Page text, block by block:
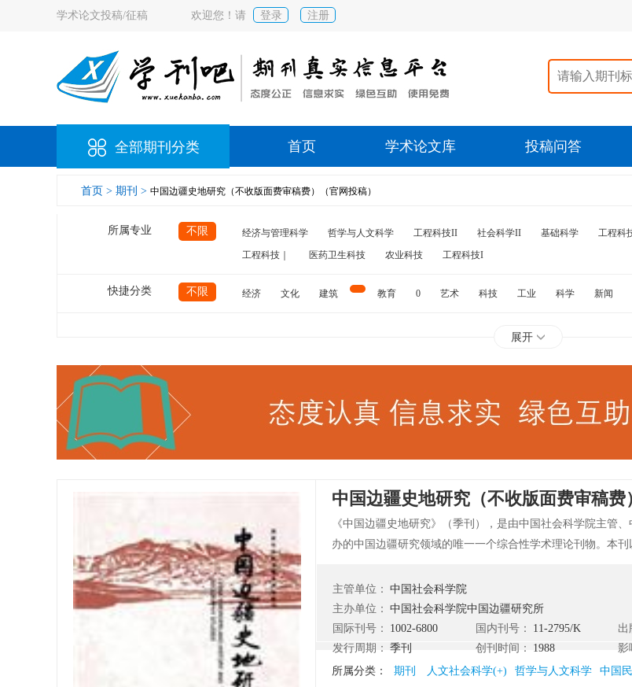
学术论文投稿/征稿 欢迎您！请 登录 注册
全部期刊分类 首页 学术论文库 投稿问答
首页 > 期刊 > 中国边疆史地研究（不收版面费审稿费）（官网投稿）
所属专业 不限 经济与管理科学 哲学与人文科学 工程科技II 社会科学II 基础科学 工程科
工程科技｜
医药卫生科技 农业科技 工程科技I
快捷分类 不限 经济 文化 建筑 教育 0 艺术 科技 工业 科学 新闻
展开
中国边疆史地研究（不收版面费审稿费
《中国边疆史地研究》（季刊），是由中国社会科学院主管
办的中国边疆研究领域的唯一一个综合性学术理论刊物。本
疆研究学科的发展服务。
主管单位： 中国社会科学院
主办单位： 中国社会科学院中国边疆研究所
国际刊号：
1002-6800 国内刊号： 11-2795/K 出
发行周期： 季刊 创刊时间： 1988 影
所属分类：
期刊 人文社会科学(+) 哲学与人文科学 中国